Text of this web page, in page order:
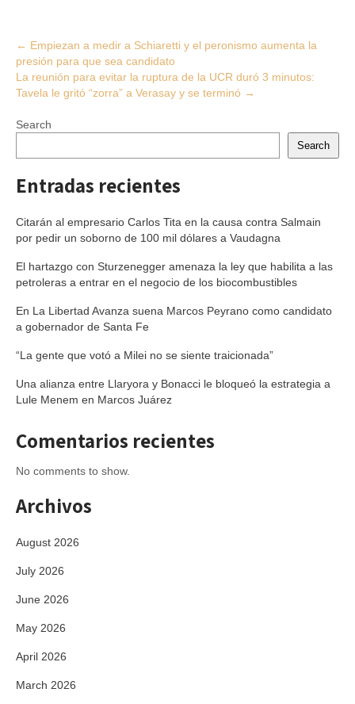
Post
navigation
← Empiezan a medir a Schiaretti y el peronismo aumenta la
presión para que sea candidato
La reunión para evitar la ruptura de la UCR duró 3 minutos:
Tavela le gritó “zorra” a Verasay y se terminó →
Search
Search
Entradas recientes
Citarán al empresario Carlos Tita en la causa contra Salmain
por pedir un soborno de 100 mil dólares a Vaudagna
El hartazgo con Sturzenegger amenaza la ley que habilita a las
petroleras a entrar en el negocio de los biocombustibles
En La Libertad Avanza suena Marcos Peyrano como candidato
a gobernador de Santa Fe
“La gente que votó a Milei no se siente traicionada”
Una alianza entre Llaryora y Bonacci le bloqueó la estrategia a
Lule Menem en Marcos Juárez
Comentarios recientes
No comments to show.
Archivos
August 2026
July 2026
June 2026
May 2026
April 2026
March 2026